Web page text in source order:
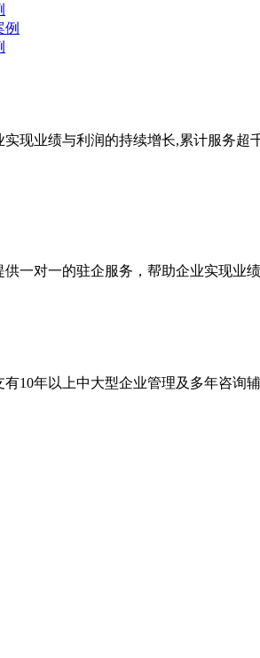
例
现业绩与利润的持续增长,累计服务超
一对一的驻企服务，帮助企业实现业
10年以上中大型企业管理及多年咨询